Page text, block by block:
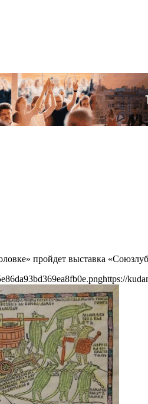
пройдет выставка
https://